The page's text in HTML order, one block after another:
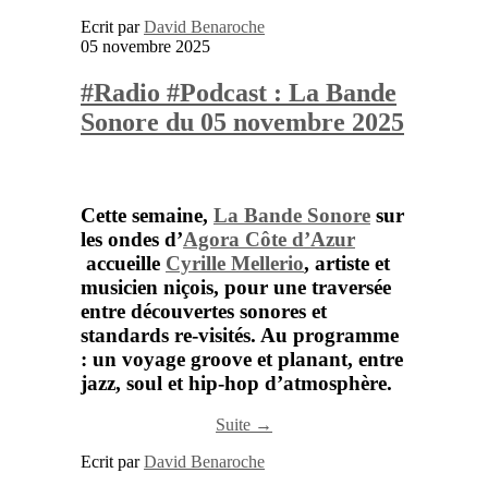
Ecrit parDavid Benaroche
05 novembre 2025
#Radio #Podcast : La Bande
Sonore du 05 novembre 2025
Cette semaine, La Bande Sonore sur
les ondes d’Agora Côte d’Azur
accueille Cyrille Mellerio, artiste et
musicien niçois, pour une traversée
entre découvertes sonores et
standards re-visités. Au programme
: un voyage groove et planant, entre
jazz, soul et hip-hop d’atmosphère.
Suite →
Ecrit parDavid Benaroche